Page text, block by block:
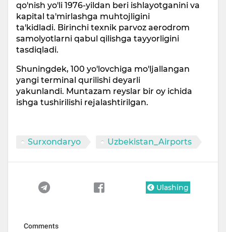
qo'nish yo'li 1976-yildan beri ishlayotganini va
kapital ta'mirlashga muhtojligini
ta'kidladi. Birinchi texnik parvoz aerodrom
samolyotlarni qabul qilishga tayyorligini
tasdiqladi.
Shuningdek, 100 yo'lovchiga mo'ljallangan
yangi terminal qurilishi deyarli
yakunlandi. Muntazam reyslar bir oy ichida
ishga tushirilishi rejalashtirilgan.
Surxondaryo Uzbekistan_Airports
Ulashing